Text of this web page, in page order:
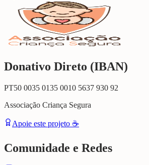
Donativo Direto (IBAN)
PT50 0035 0135 0010 5637 930 92
Associação Criança Segura
Apoie este projeto ☕
Comunidade e Redes